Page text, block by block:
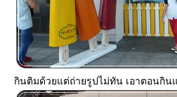
กินติมด้วยแต่ถ่ายรูปไม่ทัน เอาตอนกิน